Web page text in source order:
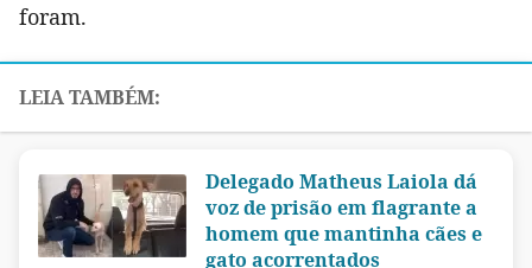
foram.
Delegado Matheus Laiola dá
voz de prisão em flagrante a
homem que mantinha cães e
gato acorrentados